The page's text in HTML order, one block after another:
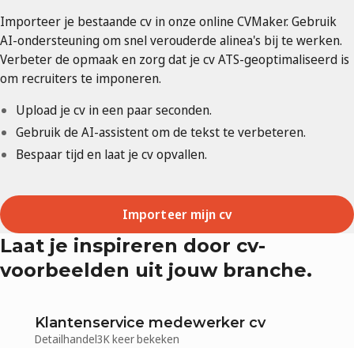
Importeer je bestaande cv in onze online CVMaker. Gebruik
AI-ondersteuning om snel verouderde alinea's bij te werken.
Verbeter de opmaak en zorg dat je cv ATS-geoptimaliseerd is
om recruiters te imponeren.
Upload je cv in een paar seconden.
Gebruik de AI-assistent om de tekst te verbeteren.
Bespaar tijd en laat je cv opvallen.
Importeer mijn cv
Laat je inspireren door cv-
voorbeelden uit jouw branche.
Klantenservice medewerker cv
Detailhandel3Kkeer bekeken